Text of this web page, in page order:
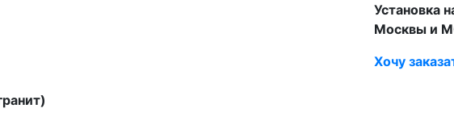
Установка
Москвы и
Хочу